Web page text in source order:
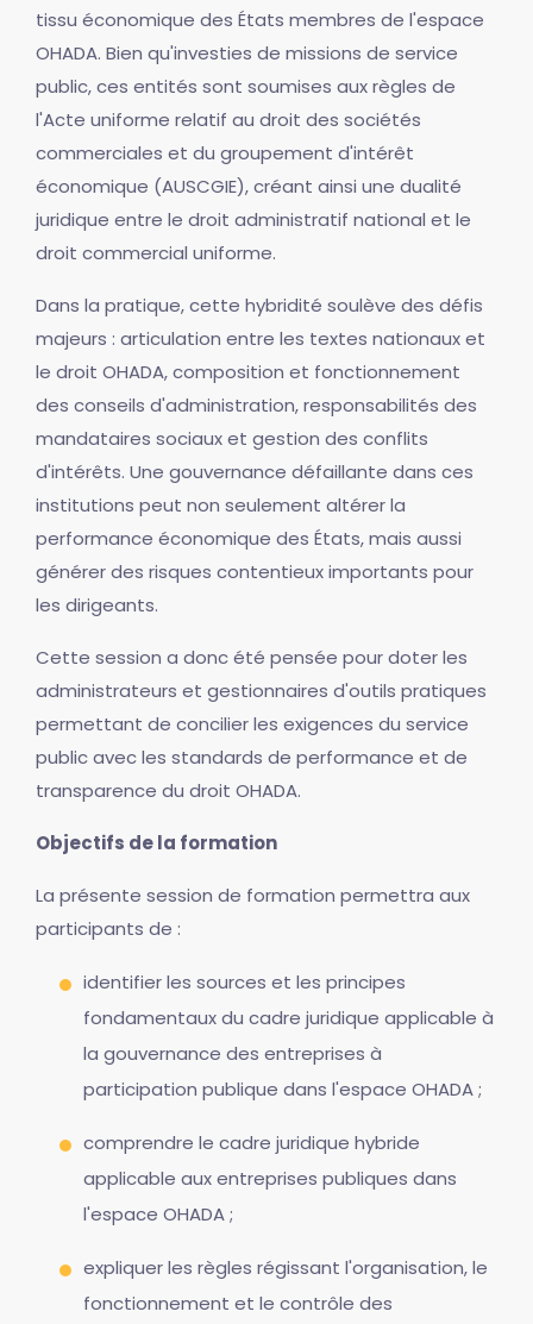
tissu économique des États membres de l'espace
OHADA. Bien qu'investies de missions de service
public, ces entités sont soumises aux règles de
l'Acte uniforme relatif au droit des sociétés
commerciales et du groupement d'intérêt
économique (AUSCGIE), créant ainsi une dualité
juridique entre le droit administratif national et le
droit commercial uniforme.
Dans la pratique, cette hybridité soulève des défis
majeurs : articulation entre les textes nationaux et
le droit OHADA, composition et fonctionnement
des conseils d'administration, responsabilités des
mandataires sociaux et gestion des conflits
d'intérêts. Une gouvernance défaillante dans ces
institutions peut non seulement altérer la
performance économique des États, mais aussi
générer des risques contentieux importants pour
les dirigeants.
Cette session a donc été pensée pour doter les
administrateurs et gestionnaires d'outils pratiques
permettant de concilier les exigences du service
public avec les standards de performance et de
transparence du droit OHADA.
Objectifs de la formation
La présente session de formation permettra aux
participants de :
identifier les sources et les principes
fondamentaux du cadre juridique applicable à
la gouvernance des entreprises à
participation publique dans l'espace OHADA ;
comprendre le cadre juridique hybride
applicable aux entreprises publiques dans
l'espace OHADA ;
expliquer les règles régissant l'organisation, le
fonctionnement et le contrôle des